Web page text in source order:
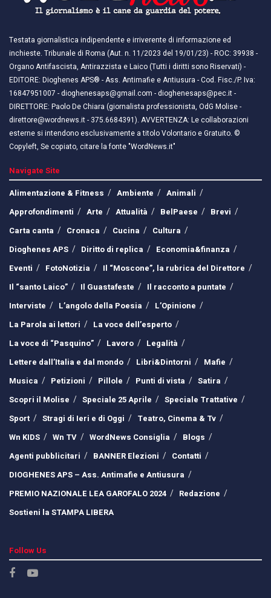
Testata giornalistica indipendente e irriverente di informazione ed
inchieste. Tribunale di Roma (Aut. n. 11/2023 del 19/01/23) - ROC: 39938 -
Organo Antifascista, Antirazzista e Laico (Tutti i diritti sono Riservati) -
EDITORE: Dioghenes APS® - Ass. Antimafie e Antiusura - Cod. Fisc./P. Iva:
16847951007 - dioghenesaps@gmail.com - dioghenesaps@pec.it - ​​
DIRETTORE: Paolo De Chiara (giornalista professionista, OdG Molise -
direttore@wordnews.it - ​​375.6684391). AVVERTENZA: Le collaborazioni
esterne si intendono esclusivamente a titolo Volontario e Gratuito. ©
Copyleft, Se copiato, citare la fonte "WordNews.it"
Navigate Site
Alimentazione & Fitness
Ambiente
Animali
Approfondimenti
Arte Attualità BelPaese
Brevi
Carta canta
Cronaca Cucina
Cultura
Dioghenes APS
Diritto di replica
Economia&finanza
Eventi
FotoNotizia
Il “Moscone”, la rubrica del Direttore
Il “santo Laico”
Il Guastafeste
Il racconto a puntate
Interviste
L’angolo della Poesia
L’Opinione
La Parola ai lettori
La voce dell’esperto
La voce di “Pasquino”
Lavoro
Legalità
Lettere dall’Italia e dal mondo
Libri&Dintorni
Mafie
Musica
Petizioni Pillole Punti di vista
Satira
Scopri il Molise
Speciale 25 Aprile
Speciale Trattative
Sport
Stragi di Ieri e di Oggi
Teatro, Cinema & Tv
Wn KIDS
Wn TV WordNews Consiglia
Blogs
Agenti pubblicitari
BANNER Elezioni
Contatti
DIOGHENES APS – Ass. Antimafie e Antiusura
PREMIO NAZIONALE LEA GAROFALO 2024
Redazione
Sostieni la STAMPA LIBERA
Follow Us